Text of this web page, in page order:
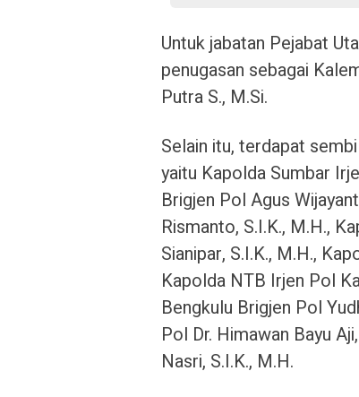
Untuk jabatan Pejabat
penugasan sebagai
Putra S., M.Si.
Selain itu, terdapat
yaitu Kapolda Sumbar
Brigjen Pol Agus
Rismanto, S.I.K., M.H.,
Sianipar, S.I.K., M.H.,
Kapolda NTB Irjen Pol
Bengkulu Brigjen Pol
Pol Dr. Himawan Bayu
Nasri, S.I.K., M.H.